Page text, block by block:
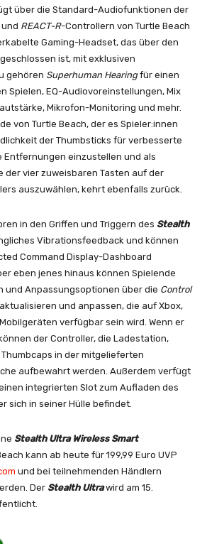
über die Standard-Audiofunktionen der
und REACT-R-Controllern von Turtle Beach
Gaming-Headset, das über den
ist, mit exklusiven
gehören Superhuman Hearingfür einen
Spielen, EQ-Audiovoreinstellungen, Mix
Mikrofon-Monitoring und mehr.
von Turtle Beach, der es Spieler:innen
der Thumbsticks für verbesserte
Entfernungen einzustellen und als
der vier zuweisbaren Tasten auf der
auszuwählen, kehrt ebenfalls zurück.
in den Griffen und Triggern des Stealth
Vibrationsfeedback und können
Command Display-Dashboard
eben jenes hinaus können Spielende
und Anpassungsoptionen über die Control
und anpassen, die auf Xbox,
verfügbar sein wird. Wenn er
der Controller, die Ladestation,
in der mitgelieferten
aufbewahrt werden. Außerdem verfügt
integrierten Slot zum Aufladen des
sich in seiner Hülle befindet.
Stealth Ultra Wireless Smart
kann ab heute für 199,99 Euro UVP
und bei teilnehmenden Händlern
Der Stealth Ultrawird am 15.